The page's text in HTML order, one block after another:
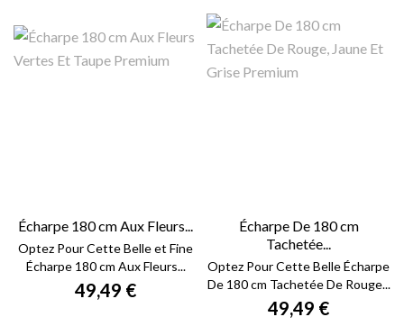
Écharpe 180 cm Aux Fleurs...
Optez Pour Cette Belle et Fine
Écharpe 180 cm Aux Fleurs...
49,49 €
Écharpe De 180 cm
Tachetée...
Optez Pour Cette Belle Écharpe
De 180 cm Tachetée De Rouge...
49,49 €